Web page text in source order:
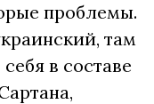
проблемы.
там
в составе